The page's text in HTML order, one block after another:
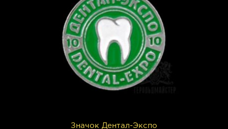
Значок Дентал-Экспо